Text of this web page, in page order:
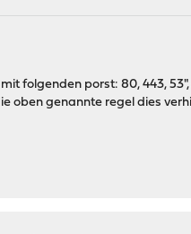
folgenden porst: 80, 443, 53",
oben genannte regel dies